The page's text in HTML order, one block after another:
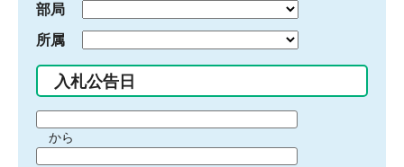
部局
所属
入札公告日
間から